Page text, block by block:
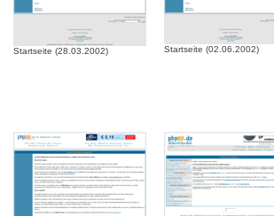
Startseite (28.03.2002) Startseite (02.06.2002)